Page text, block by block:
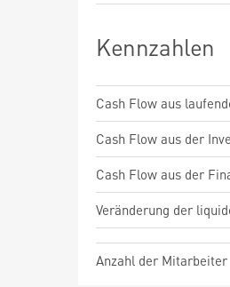
Kennzahlen
Cash Flow aus
Cash Flow aus der
Cash Flow aus der
Veränderung der
Anzahl der Mitarbeiter